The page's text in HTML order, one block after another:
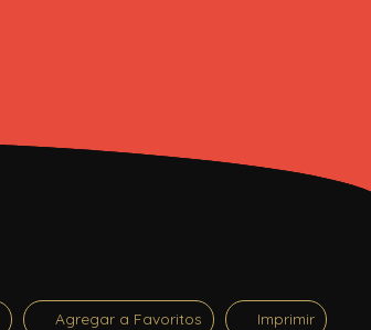
Agregar a Favoritos Imprimir